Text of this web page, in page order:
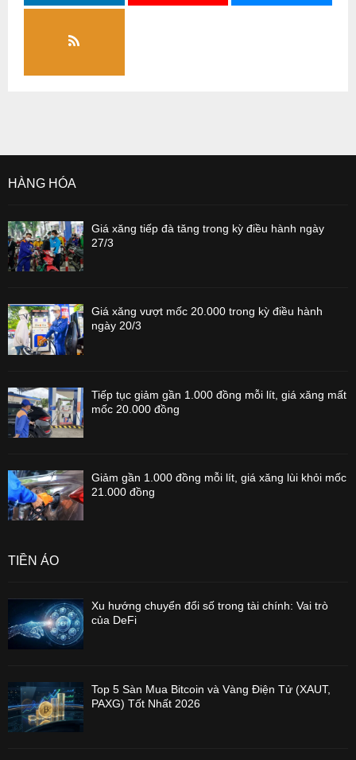
HÀNG HÓA
Giá xăng tiếp đà tăng trong kỳ điều hành ngày
27/3
Giá xăng vượt mốc 20.000 trong kỳ điều hành
ngày 20/3
Tiếp tục giảm gần 1.000 đồng mỗi lít, giá xăng mất
mốc 20.000 đồng
Giảm gần 1.000 đồng mỗi lít, giá xăng lùi khỏi mốc
21.000 đồng
TIỀN ẢO
Xu hướng chuyển đổi số trong tài chính: Vai trò
của DeFi
Top 5 Sàn Mua Bitcoin và Vàng Điện Tử (XAUT,
PAXG) Tốt Nhất 2026